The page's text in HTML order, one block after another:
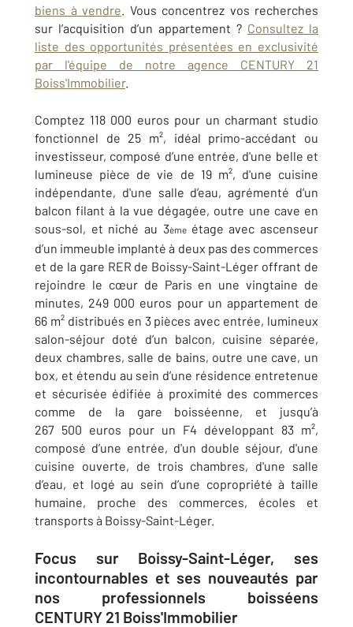
biens à vendre. Vous concentrez vos recherches
sur l’acquisition d’un appartement ? Consultez la
liste des opportunités présentées en exclusivité
par l'équipe de notre agence CENTURY 21
Boiss'Immobilier.
Comptez 118 000 euros pour un charmant studio
fonctionnel de 25 m², idéal primo-accédant ou
investisseur, composé d’une entrée, d'une belle et
lumineuse pièce de vie de 19 m², d'une cuisine
indépendante, d'une salle d’eau, agrémenté d’un
balcon filant à la vue dégagée, outre une cave en
sous-sol, et niché au 3ème étage avec ascenseur
d’un immeuble implanté à deux pas des commerces
et de la gare RER de Boissy-Saint-Léger offrant de
rejoindre le cœur de Paris en une vingtaine de
minutes, 249 000 euros pour un appartement de
66 m² distribués en 3 pièces avec entrée, lumineux
salon-séjour doté d’un balcon, cuisine séparée,
deux chambres, salle de bains, outre une cave, un
box, et étendu au sein d’une résidence entretenue
et sécurisée édifiée à proximité des commerces
comme de la gare boisséenne, et jusqu’à
267 500 euros pour un F4 développant 83 m²,
composé d’une entrée, d'un double séjour, d'une
cuisine ouverte, de trois chambres, d'une salle
d’eau, et logé au sein d’une copropriété à taille
humaine, proche des commerces, écoles et
transports à Boissy-Saint-Léger.
Focus sur Boissy-Saint-Léger, ses
incontournables et ses nouveautés par
nos professionnels boisséens
CENTURY 21 Boiss'Immobilier